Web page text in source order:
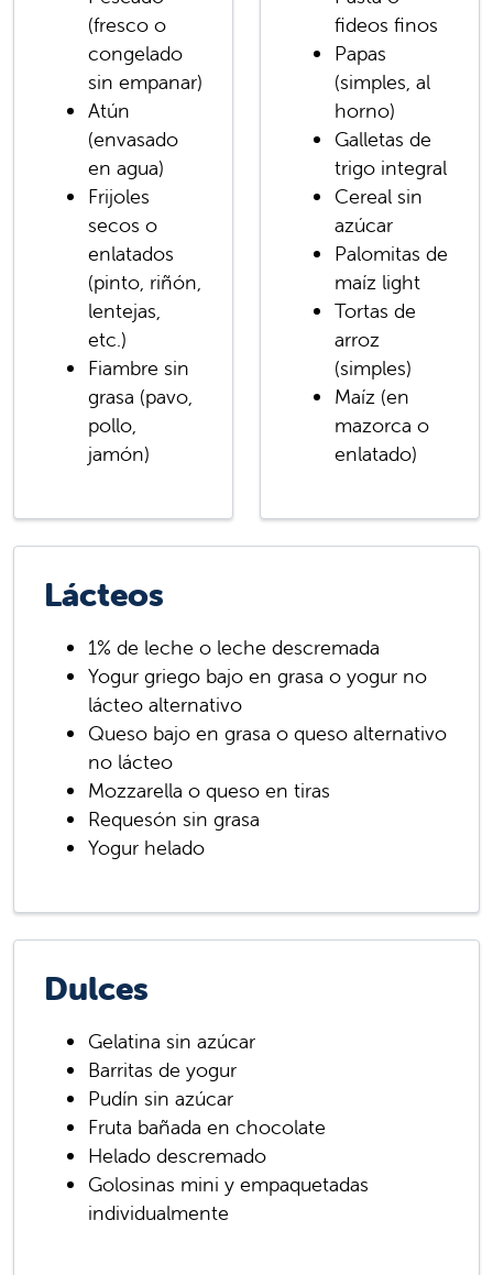
(fresco o
congelado
sin empanar)
Atún
(envasado
en agua)
Frijoles
secos o
enlatados
(pinto, riñón,
lentejas,
etc.)
Fiambre sin
grasa (pavo,
pollo,
jamón)
fideos finos
Papas
(simples, al
horno)
Galletas de
trigo integral
Cereal sin
azúcar
Palomitas de
maíz light
Tortas de
arroz
(simples)
Maíz (en
mazorca o
enlatado)
Lácteos
1% de leche o leche descremada
Yogur griego bajo en grasa o yogur no
lácteo alternativo
Queso bajo en grasa o queso alternativo
no lácteo
Mozzarella o queso en tiras
Requesón sin grasa
Yogur helado
Dulces
Gelatina sin azúcar
Barritas de yogur
Pudín sin azúcar
Fruta bañada en chocolate
Helado descremado
Golosinas mini y empaquetadas
individualmente